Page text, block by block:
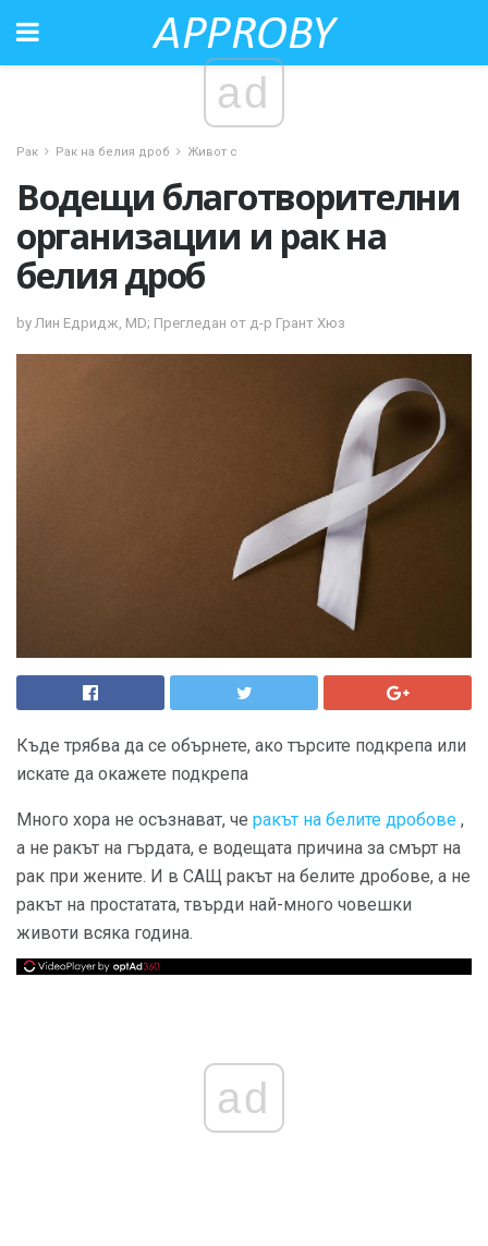
ad
Рак Рак на белия дроб Живот с
Водещи благотворителни
организации и рак на
белия дроб
by Лин Едридж, MD; Прегледан от д-р Грант Хюз
Къде трябва да се обърнете, ако търсите подкрепа или
искате да окажете подкрепа
Много хора не осъзнават, че ракът на белите дробове ,
а не ракът на гърдата, е водещата причина за смърт на
рак при жените. И в САЩ ракът на белите дробове, а не
ракът на простатата, твърди най-много човешки
животи всяка година.
ad